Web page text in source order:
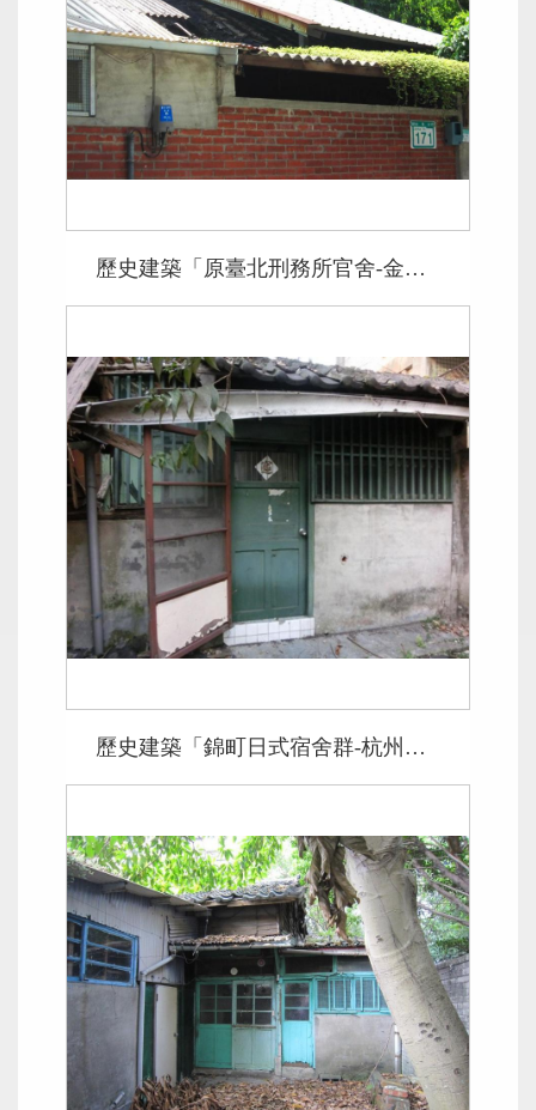
歷史建築「原臺北刑務所官舍-金華街135號至177號金山南路二段112號」
歷史建築「錦町日式宿舍群-杭州南路2段61巷49、51號」